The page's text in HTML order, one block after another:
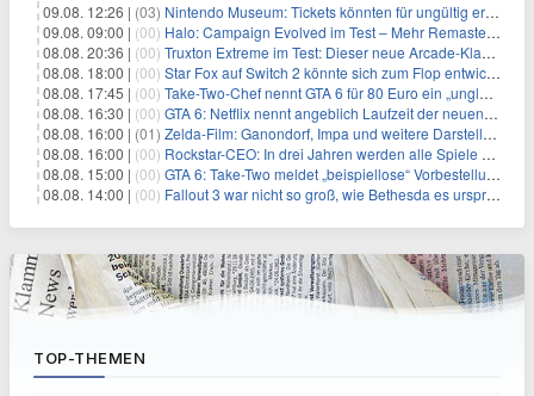
09.08. 12:26 | (03) Nintendo Museum: Tickets könnten für ungültig erklärt werden!
09.08. 09:00 | (00) Halo: Campaign Evolved im Test – Mehr Remaster als Remake
08.08. 20:36 | (00) Truxton Extreme im Test: Dieser neue Arcade-Klassiker verzeiht dir gar nichts
08.08. 18:00 | (00) Star Fox auf Switch 2 könnte sich zum Flop entwickeln
08.08. 17:45 | (00) Take-Two-Chef nennt GTA 6 für 80 Euro ein „unglaubliches Schnäppchen“
08.08. 16:30 | (00) GTA 6: Netflix nennt angeblich Laufzeit der neuen Gameplay-Präsentation
08.08. 16:00 | (01) Zelda-Film: Ganondorf, Impa und weitere Darsteller sollen feststehen
08.08. 16:00 | (00) Rockstar-CEO: In drei Jahren werden alle Spiele gestreamt
08.08. 15:00 | (00) GTA 6: Take-Two meldet „beispiellose“ Vorbestellungen – und nennt sie im selben Atemzug unkalkulierbar
08.08. 14:00 | (00) Fallout 3 war nicht so groß, wie Bethesda es ursprünglich wollte
TOP-THEMEN